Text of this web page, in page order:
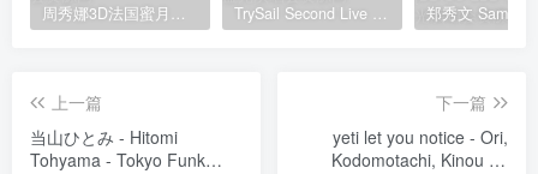
周秀娜3D法国蜜月之旅写真 2010 Eyescream Fiesta Chrissie Chau 2010 [BDISO 22.9GB] TrySail Second Live Tour “The Travels Of Trysail” 2018 1080p Hi10P flac《BDrip MKV 20.7G》
上一篇
当山ひとみ - Hitomi
Tohyama - Tokyo Funk
下一篇
yeti let you notice - Ori,
Kodomotachi, Kinou no